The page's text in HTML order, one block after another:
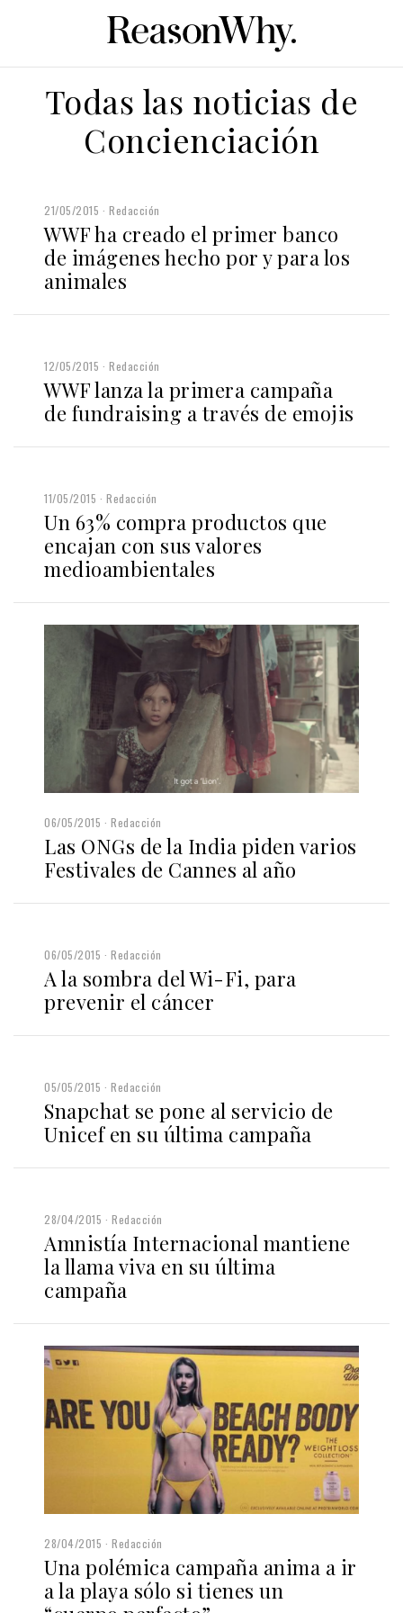
Todas las noticias de
Concienciación
21/05/2015 Redacción
WWF ha creado el primer banco
de imágenes hecho por y para los
animales
12/05/2015 Redacción
WWF lanza la primera campaña
de fundraising a través de emojis
11/05/2015 Redacción
Un 63% compra productos que
encajan con sus valores
medioambientales
06/05/2015 Redacción
Las ONGs de la India piden varios
Festivales de Cannes al año
06/05/2015 Redacción
A la sombra del Wi-Fi, para
prevenir el cáncer
05/05/2015 Redacción
Snapchat se pone al servicio de
Unicef en su última campaña
28/04/2015 Redacción
Amnistía Internacional mantiene
la llama viva en su última
campaña
28/04/2015 Redacción
Una polémica campaña anima a ir
a la playa sólo si tienes un